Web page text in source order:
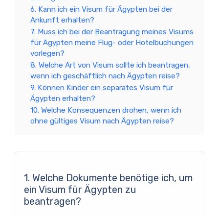
6. Kann ich ein Visum für Ägypten bei der
Ankunft erhalten?
7. Muss ich bei der Beantragung meines Visums
für Ägypten meine Flug- oder Hotelbuchungen
vorlegen?
8. Welche Art von Visum sollte ich beantragen,
wenn ich geschäftlich nach Ägypten reise?
9. Können Kinder ein separates Visum für
Ägypten erhalten?
10. Welche Konsequenzen drohen, wenn ich
ohne gültiges Visum nach Ägypten reise?
1. Welche Dokumente benötige ich, um
ein Visum für Ägypten zu
beantragen?